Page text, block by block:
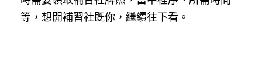
等，想開補習社既你，繼續往下看。